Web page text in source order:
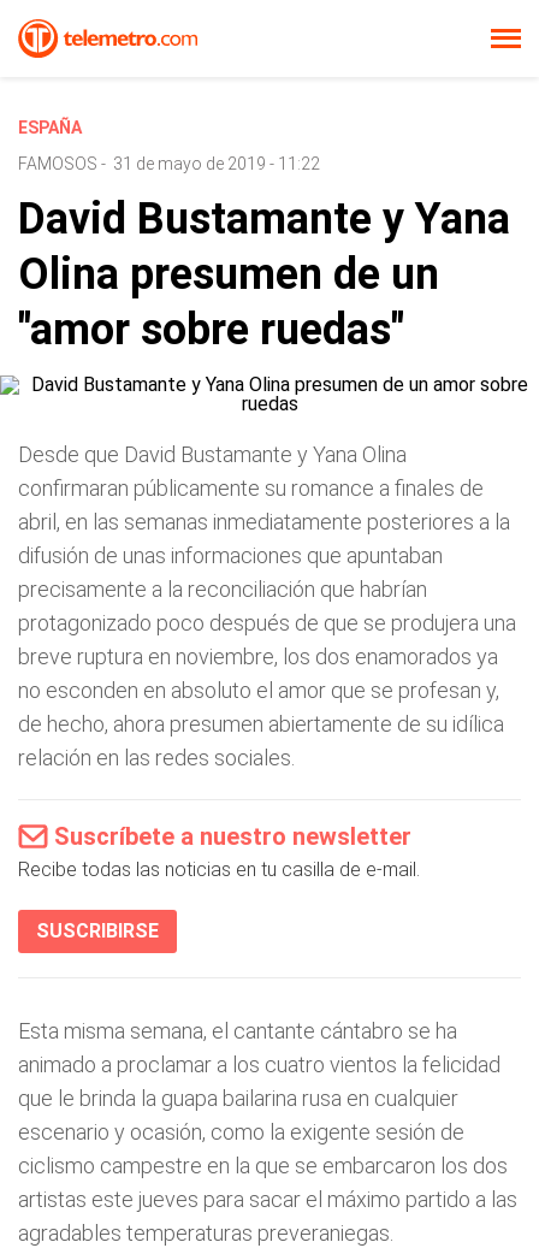
ESPAÑA
FAMOSOS - 31 de mayo de 2019 - 11:22
David Bustamante y Yana
Olina presumen de un
"amor sobre ruedas"
Desde que David Bustamante y Yana Olina
confirmaran públicamente su romance a finales de
abril, en las semanas inmediatamente posteriores a la
difusión de unas informaciones que apuntaban
precisamente a la reconciliación que habrían
protagonizado poco después de que se produjera una
breve ruptura en noviembre, los dos enamorados ya
no esconden en absoluto el amor que se profesan y,
de hecho, ahora presumen abiertamente de su idílica
relación en las redes sociales.
Suscríbete a nuestro newsletter
Recibe todas las noticias en tu casilla de e-mail.
SUSCRIBIRSE
Esta misma semana, el cantante cántabro se ha
animado a proclamar a los cuatro vientos la felicidad
que le brinda la guapa bailarina rusa en cualquier
escenario y ocasión, como la exigente sesión de
ciclismo campestre en la que se embarcaron los dos
artistas este jueves para sacar el máximo partido a las
agradables temperaturas preveraniegas.